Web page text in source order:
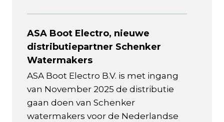
ASA Boot Electro, nieuwe
distributiepartner Schenker
Watermakers
ASA Boot Electro B.V. is met ingang
van November 2025 de distributie
gaan doen van Schenker
watermakers voor de Nederlandse